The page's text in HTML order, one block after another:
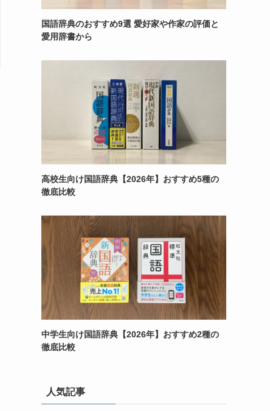
国語辞典のおすすめ9選 愛好家や作家の評価と
愛用辞書から
高校生向け国語辞典【2026年】おすすめ5種の
徹底比較
中学生向け国語辞典【2026年】おすすめ2種の
徹底比較
人気記事